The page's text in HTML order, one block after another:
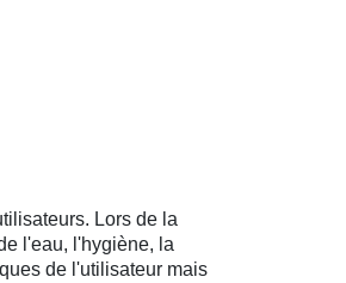
Lors de la
l'eau, l'hygiène, la
de l'utilisateur mais